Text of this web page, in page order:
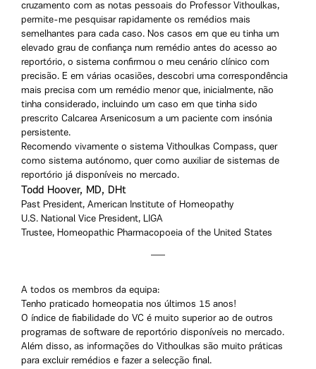
cruzamento com as notas pessoais do Professor Vithoulkas,
permite-me pesquisar rapidamente os remédios mais
semelhantes para cada caso. Nos casos em que eu tinha um
elevado grau de confiança num remédio antes do acesso ao
reportório, o sistema confirmou o meu cenário clínico com
precisão. E em várias ocasiões, descobri uma correspondência
mais precisa com um remédio menor que, inicialmente, não
tinha considerado, incluindo um caso em que tinha sido
prescrito Calcarea Arsenicosum a um paciente com insónia
persistente.
Recomendo vivamente o sistema Vithoulkas Compass, quer
como sistema autónomo, quer como auxiliar de sistemas de
reportório já disponíveis no mercado.
Todd Hoover, MD, DHt
Past President, American Institute of Homeopathy
U.S. National Vice President, LIGA
Trustee, Homeopathic Pharmacopoeia of the United States
A todos os membros da equipa:
Tenho praticado homeopatia nos últimos 15 anos!
O índice de fiabilidade do VC é muito superior ao de outros
programas de software de reportório disponíveis no mercado.
Além disso, as informações do Vithoulkas são muito práticas
para excluir remédios e fazer a selecção final.